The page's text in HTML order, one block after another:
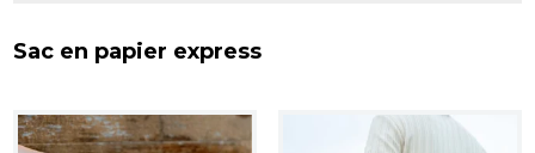
Sac en papier express